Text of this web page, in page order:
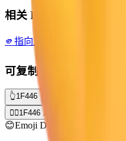
相关 Emoji
🫵 指向观察者的食指
可复制变体
👆1F446
👆🏾 1F446 1F3FE
😊Emoji Directory